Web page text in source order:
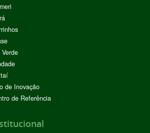
de Inovação
de Referência